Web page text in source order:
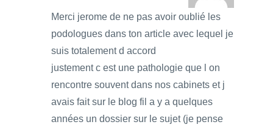
Merci jerome de ne pas avoir oublié les
podologues dans ton article avec lequel je
suis totalement d accord
justement c est une pathologie que l on
rencontre souvent dans nos cabinets et j
avais fait sur le blog fil a y a quelques
années un dossier sur le sujet (je pense